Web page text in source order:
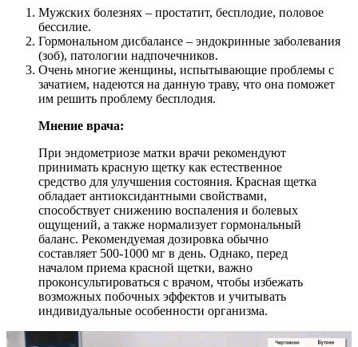
Мужских болезнях – простатит, бесплодие, половое
бессилие.
Гормональном дисбалансе – эндокринные заболевания
(зоб), патологии надпочечников.
Очень многие женщины, испытывающие проблемы с
зачатием, надеются на данную траву, что она поможет
им решить проблему бесплодия.
Мнение врача:
При эндометриозе матки врачи рекомендуют
принимать красную щетку как естественное
средство для улучшения состояния. Красная щетка
обладает антиоксидантными свойствами,
способствует снижению воспаления и болевых
ощущений, а также нормализует гормональный
баланс. Рекомендуемая дозировка обычно
составляет 500-1000 мг в день. Однако, перед
началом приема красной щетки, важно
проконсультироваться с врачом, чтобы избежать
возможных побочных эффектов и учитывать
индивидуальные особенности организма.